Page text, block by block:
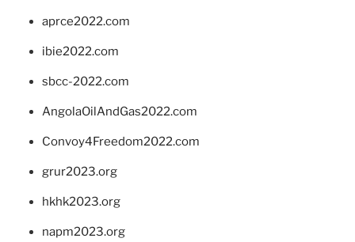
aprce2022.com
ibie2022.com
sbcc-2022.com
AngolaOilAndGas2022.com
Convoy4Freedom2022.com
grur2023.org
hkhk2023.org
napm2023.org